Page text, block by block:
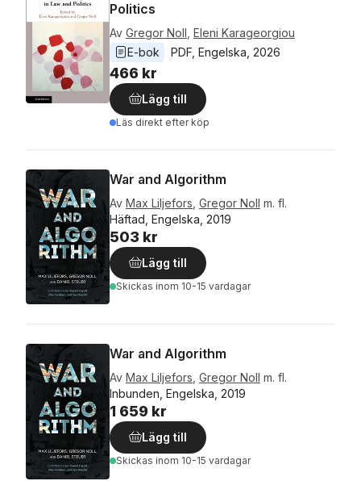
Politics
Av Gregor Noll Eleni Karageorgiou
E-bok
PDF Engelska 2026
466 kr
Lägg till
Läs direkt efter köp
War and Algorithm
Av Max Liljefors Gregor Noll m. fl.
Häftad, Engelska, 2019
503 kr
Lägg till
Skickas inom 10-15 vardagar
War and Algorithm
Av Max Liljefors, Gregor Noll m. fl.
Inbunden, Engelska, 2019
1 659 kr
Lägg till
Skickas inom 10-15 vardagar